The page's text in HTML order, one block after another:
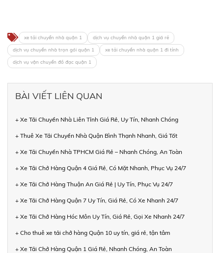
xe tải chuyển nhà quận 1
dịch vụ chuyển nhà quận 1 giá rẻ
dịch vụ chuyển nhà trọn gói quận 1
xe tải chuyển nhà quận 1 đi tỉnh
dịch vụ vận chuyển đồ đạc quận 1
BÀI VIẾT LIÊN QUAN
+ Xe Tải Chuyển Nhà Liên Tỉnh Giá Rẻ, Uy Tín, Nhanh Chóng
+ Thuê Xe Tải Chuyển Nhà Quận Bình Thạnh Nhanh, Giá Tốt
+ Xe Tải Chuyển Nhà TPHCM Giá Rẻ – Nhanh Chóng, An Toàn
+ Xe Tải Chở Hàng Quận 4 Giá Rẻ, Có Mặt Nhanh, Phục Vụ 24/7
+ Xe Tải Chở Hàng Thuận An Giá Rẻ | Uy Tín, Phục Vụ 24/7
+ Xe Tải Chở Hàng Quận 7 Uy Tín, Giá Rẻ, Có Xe Nhanh 24/7
+ Xe Tải Chở Hàng Hóc Môn Uy Tín, Giá Rẻ, Gọi Xe Nhanh 24/7
+ Cho thuê xe tải chở hàng Quận 10 uy tín, giá rẻ, tận tâm
+ Xe Tải Chở Hàng Quận 1 Giá Rẻ, Nhanh Chóng, An Toàn